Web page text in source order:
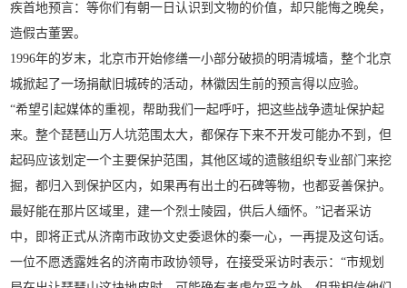
疾首地预言：等你们有朝一日认识到文物的价值，却只能悔之晚矣，
造假古董罢。
1996年的岁末，北京市开始修缮一小部分破损的明清城墙，整个北京
城掀起了一场捐献旧城砖的活动，林徽因生前的预言得以应验。
“希望引起媒体的重视，帮助我们一起呼吁，把这些战争遗址保护起
来。整个琵琶山万人坑范围太大，都保存下来不开发可能办不到，但
起码应该划定一个主要保护范围，其他区域的遗骸组织专业部门来挖
掘，都归入到保护区内，如果再有出土的石碑等物，也都妥善保护。
最好能在那片区域里，建一个烈士陵园，供后人缅怀。”记者采访
中，即将正式从济南市政协文史委退休的秦一心，一再提及这句话。
一位不愿透露姓名的济南市政协领导，在接受采访时表示：“市规划